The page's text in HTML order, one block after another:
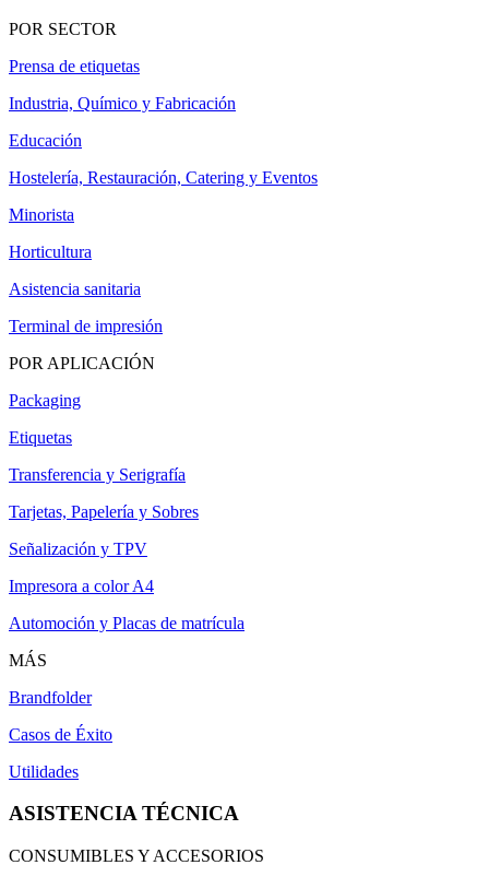
POR SECTOR
Prensa de etiquetas
Industria, Químico y Fabricación
Educación
Hostelería, Restauración, Catering y Eventos
Minorista
Horticultura
Asistencia sanitaria
Terminal de impresión
POR APLICACIÓN
Packaging
Etiquetas
Transferencia y Serigrafía
Tarjetas, Papelería y Sobres
Señalización y TPV
Impresora a color A4
Automoción y Placas de matrícula
MÁS
Brandfolder
Casos de Éxito
Utilidades
ASISTENCIA TÉCNICA
CONSUMIBLES Y ACCESORIOS